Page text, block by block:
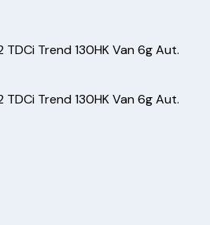
TDCi Trend 130HK Van 6g Aut.
TDCi Trend 130HK Van 6g Aut.